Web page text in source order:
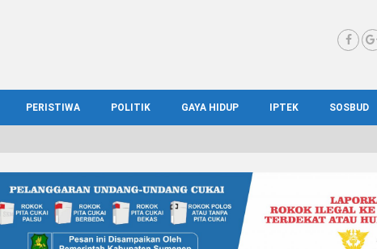
PERISTIWA POLITIK GAYA HIDUP IPTEK SOSBUD